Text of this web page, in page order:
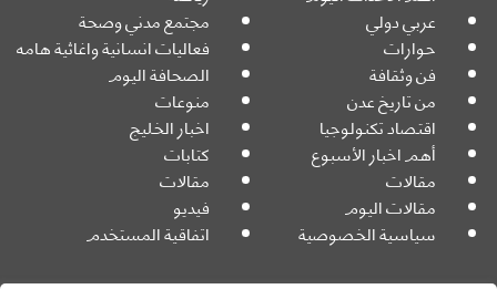
عربي دولي مجتمع مدني وصحة
حوارات فعاليات انسانية واغاثية هامه
فن وثقافة الصحافة اليوم
من تاريخ عدن منوعات
اقتصاد تكنولوجيا اخبار الخليج
أهم اخبار الأسبوع كتابات
مقالات مقالات
مقالات اليوم فيديو
سياسية الخصوصية اتفاقية المستخدم